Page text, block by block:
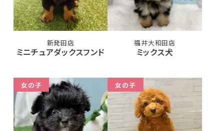
新発田店
ミニチュアダックスフンド
福井大和田店
ミックス犬
女の子 女の子